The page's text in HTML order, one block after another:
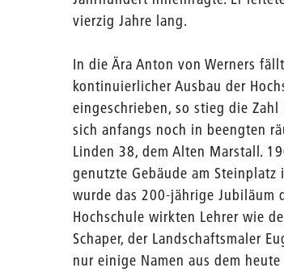
vierzig Jahre lang.
In die Ära Anton von Werners
kontinuierlicher Ausbau der
eingeschrieben, so stieg die
sich anfangs noch in beengten
Linden 38, dem Alten Marstall.
genutzte Gebäude am
wurde das 200-jährige Jubiläum
Hochschule wirkten Lehrer wie
Schaper, der Landschaftsmaler
nur einige Namen aus dem